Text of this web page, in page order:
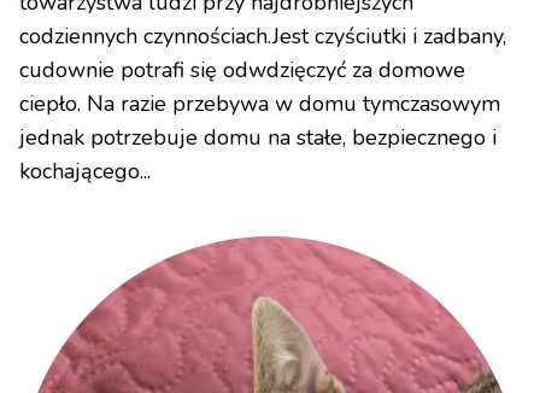
codziennych czynnościach.Jest czyściutki i zadbany,
cudownie potrafi się odwdzięczyć za domowe
ciepło. Na razie przebywa w domu tymczasowym
jednak potrzebuje domu na stałe, bezpiecznego i
kochającego...